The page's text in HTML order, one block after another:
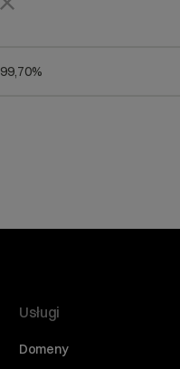
99,70%
Usługi
Domeny